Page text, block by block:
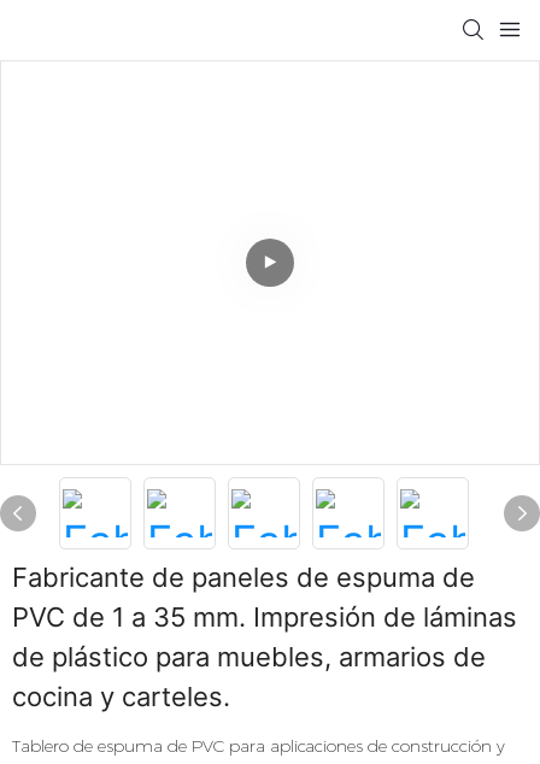
Fabricante de paneles de espuma de
PVC de 1 a 35 mm. Impresión de láminas
de plástico para muebles, armarios de
cocina y carteles.
Tablero de espuma de PVC para aplicaciones de construcción y